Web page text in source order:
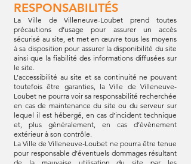
RESPONSABILITÉS
La Ville de Villeneuve-Loubet prend toutes
précautions d’usage pour assurer un accès
sécurisé au site, et met en œuvre tous les moyens
à sa disposition pour assurer la disponibilité du site
ainsi que la fiabilité des informations diffusées sur
le site.
L’accessibilité au site et sa continuité ne pouvant
toutefois être garanties, la Ville de Villeneuve-
Loubet ne pourra voir sa responsabilité recherchée
en cas de maintenance du site ou du serveur sur
lequel il est hébergé, en cas d’incident technique
et, plus généralement, en cas d’évènement
extérieur à son contrôle.
La Ville de Villeneuve-Loubet ne pourra être tenue
pour responsable d’éventuels dommages résultant